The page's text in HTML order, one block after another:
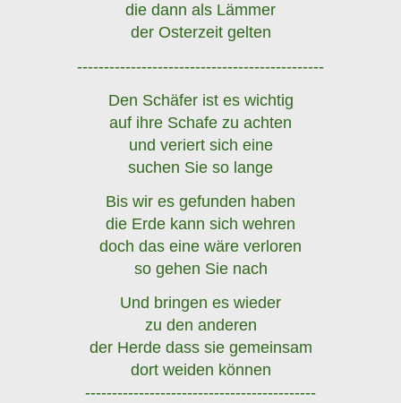
die dann als Lämmer
der Osterzeit gelten
----------------------------------------------
Den Schäfer ist es wichtig
auf ihre Schafe zu achten
und veriert sich eine
suchen Sie so lange
Bis wir es gefunden haben
die Erde kann sich wehren
doch das eine wäre verloren
so gehen Sie nach
Und bringen es wieder
zu den anderen
der Herde dass sie gemeinsam
dort weiden können
-------------------------------------------